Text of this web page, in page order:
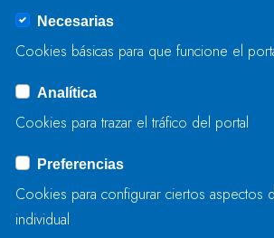
Con esta contratación, la
para desarrollar los trabajos que
PROCESO ARMONIZADO
Se da así continuidad a las
pasado mes de enero los Planes
segundo ciclo (2016-2021),
de la Unión Europea, y
Necesarias
Cookies básicas para que funcione el
Analítica
Cookies para trazar el tráfico del portal
Preferencias
Cookies para configurar ciertos aspectos
individual